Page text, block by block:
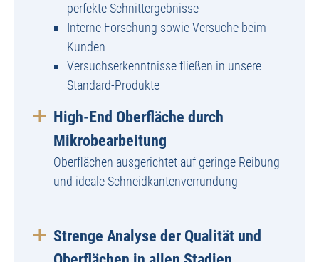
perfekte Schnittergebnisse
Interne Forschung sowie Versuche beim
Kunden
Versuchserkenntnisse fließen in unsere
Standard-Produkte
High-End Oberfläche durch
Mikrobearbeitung
Oberflächen ausgerichtet auf geringe Reibung
und ideale Schneidkantenverrundung
Strenge Analyse der Qualität und